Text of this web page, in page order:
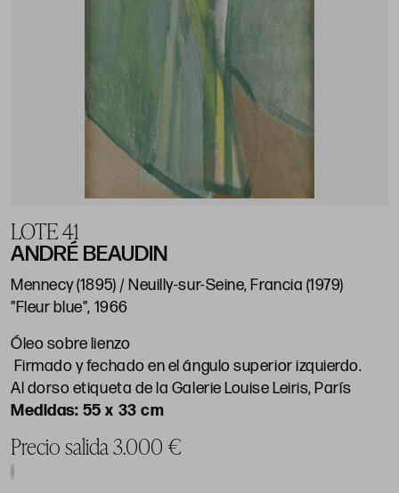
LOTE 41
ANDRÉ BEAUDIN
Mennecy (1895) / Neuilly-sur-Seine, Francia (1979)
"Fleur blue", 1966
Óleo sobre lienzo
Firmado y fechado en el ángulo superior izquierdo.
Al dorso etiqueta de la Galerie Louise Leiris, París
55 x 33 cm
Precio salida 3.000 €